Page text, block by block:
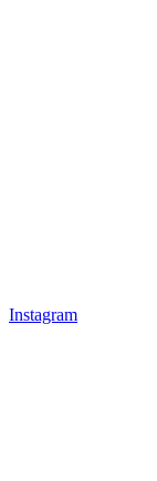
Instagram